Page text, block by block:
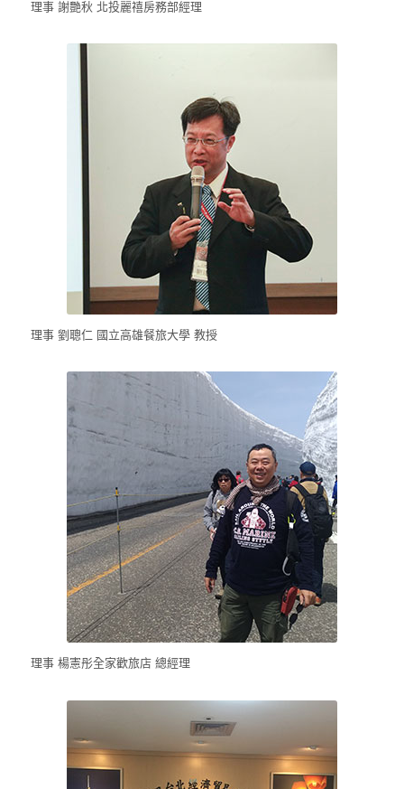
理事 謝艷秋 北投麗禧房務部經理
理事 劉聰仁 國立高雄餐旅大學 教授
理事 楊憲彤全家歡旅店 總經理